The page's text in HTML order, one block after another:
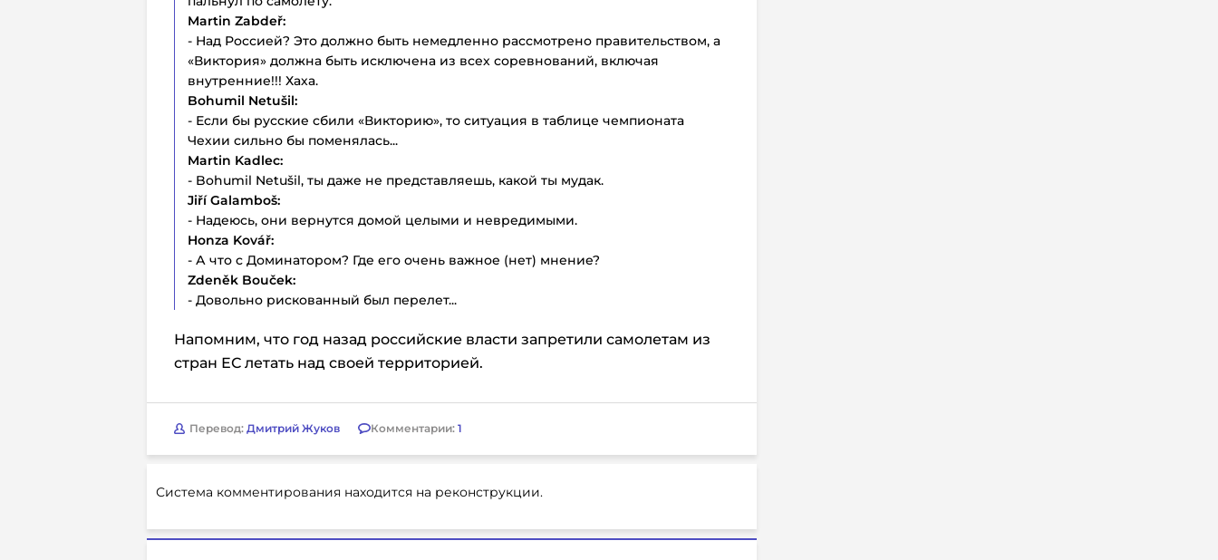
Martin Zabdeř:
- Над Россией? Это должно быть немедленно рассмотрено правительством, а
«Виктория» должна быть исключена из всех соревнований, включая
внутренние!!! Хаха.
Bohumil Netušil:
- Если бы русские сбили «Викторию», то ситуация в таблице чемпионата
Чехии сильно бы поменялась...
Martin Kadlec:
- Bohumil Netušil, ты даже не представляешь, какой ты мудак.
Jiří Galamboš:
- Надеюсь, они вернутся домой целыми и невредимыми.
Honza Kovář:
- А что с Доминатором? Где его очень важное (нет) мнение?
Zdeněk Bouček:
- Довольно рискованный был перелет...
Напомним, что год назад российские власти запретили самолетам из
стран ЕС летать над своей территорией.
Перевод: Дмитрий Жуков Комментарии: 1
Система комментирования находится на реконструкции.